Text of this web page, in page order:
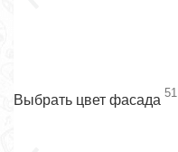
Выбрать цвет фасада 51